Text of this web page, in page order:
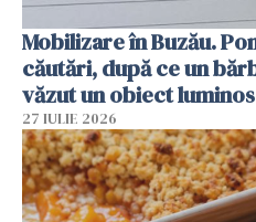
Mobilizare în Buzău.
căutări, după ce un
văzut un obiect luminos
27 IULIE 2026